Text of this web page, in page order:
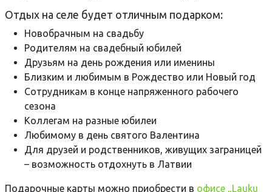
Отдых на селе будет отличным подарком:
Новобрачным на свадьбу
Родителям на свадебный юбилей
Друзьям на день рождения или именины
Близким и любимым в Рождество или Новый год
Сотрудникам в конце напряженного рабочего
сезона
Коллегам на разные юбилеи
Любимому в день святого Валентина
Для друзей и родственников, живущих заграницей
– возможность отдохнуть в Латвии
Подарочные карты можно приобрести в офисе „Lauku